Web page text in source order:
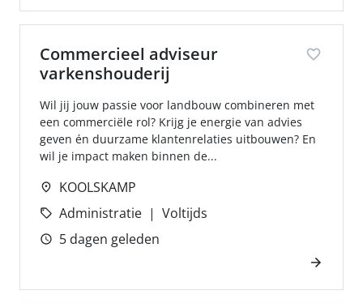
Commercieel adviseur
varkenshouderij
Wil jij jouw passie voor landbouw combineren met
een commerciële rol? Krijg je energie van advies
geven én duurzame klantenrelaties uitbouwen? En
wil je impact maken binnen de...
KOOLSKAMP
Administratie
Voltijds
5 dagen geleden